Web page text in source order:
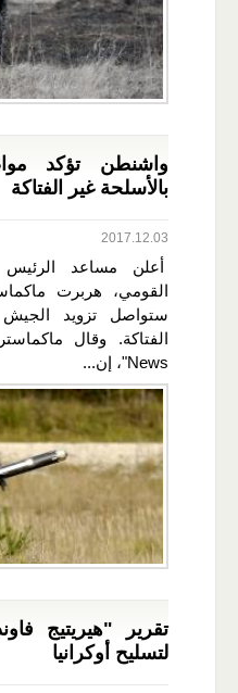
واشنطن تؤكد
بالأسلحة غير الفتاكة
2017.12.03
أعلن مساعد الرئيس
القومي، هربرت
ستواصل تزويد الجيش
News"، إن...
تقرير "هيريتيج
لتسليح أوكرانيا